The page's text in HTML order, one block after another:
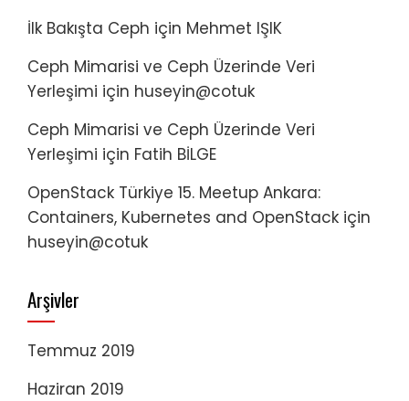
İlk Bakışta Ceph için Mehmet IŞIK
Ceph Mimarisi ve Ceph Üzerinde Veri
Yerleşimi için huseyin@cotuk
Ceph Mimarisi ve Ceph Üzerinde Veri
Yerleşimi için Fatih BİLGE
OpenStack Türkiye 15. Meetup Ankara:
Containers, Kubernetes and OpenStack için
huseyin@cotuk
Arşivler
Temmuz 2019
Haziran 2019